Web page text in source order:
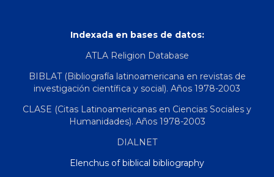
Indexada en bases de datos:
ATLA Religion Database
BIBLAT (Bibliografía latinoamericana en revistas de
investigación científica y social). Años 1978-2003
CLASE (Citas Latinoamericanas en Ciencias Sociales y
Humanidades). Años 1978-2003
DIALNET
Elenchus of biblical bibliography